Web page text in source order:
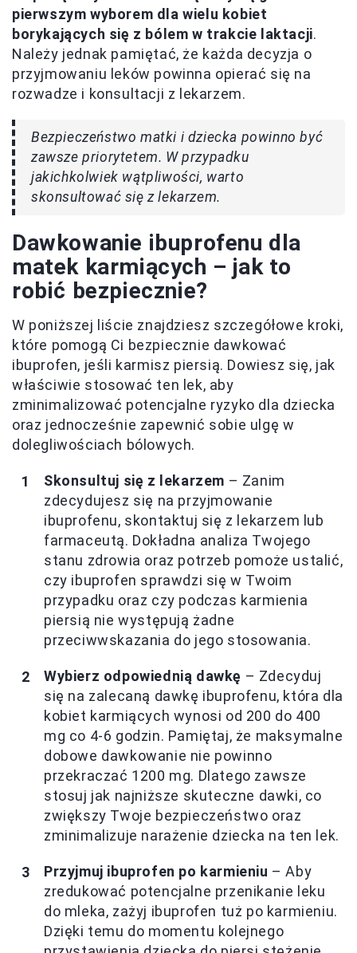
pierwszym wyborem dla wielu kobiet
borykających się z bólem w trakcie laktacji.
Należy jednak pamiętać, że każda decyzja o
przyjmowaniu leków powinna opierać się na
rozwadze i konsultacji z lekarzem.
Bezpieczeństwo matki i dziecka powinno być
zawsze priorytetem. W przypadku
jakichkolwiek wątpliwości, warto
skonsultować się z lekarzem.
Dawkowanie ibuprofenu dla
matek karmiących – jak to
robić bezpiecznie?
W poniższej liście znajdziesz szczegółowe kroki,
które pomogą Ci bezpiecznie dawkować
ibuprofen, jeśli karmisz piersią. Dowiesz się, jak
właściwie stosować ten lek, aby
zminimalizować potencjalne ryzyko dla dziecka
oraz jednocześnie zapewnić sobie ulgę w
dolegliwościach bólowych.
Skonsultuj się z lekarzem – Zanim
zdecydujesz się na przyjmowanie
ibuprofenu, skontaktuj się z lekarzem lub
farmaceutą. Dokładna analiza Twojego
stanu zdrowia oraz potrzeb pomoże ustalić,
czy ibuprofen sprawdzi się w Twoim
przypadku oraz czy podczas karmienia
piersią nie występują żadne
przeciwwskazania do jego stosowania.
Wybierz odpowiednią dawkę – Zdecyduj
się na zalecaną dawkę ibuprofenu, która dla
kobiet karmiących wynosi od 200 do 400
mg co 4-6 godzin. Pamiętaj, że maksymalne
dobowe dawkowanie nie powinno
przekraczać 1200 mg. Dlatego zawsze
stosuj jak najniższe skuteczne dawki, co
zwiększy Twoje bezpieczeństwo oraz
zminimalizuje narażenie dziecka na ten lek.
Przyjmuj ibuprofen po karmieniu – Aby
zredukować potencjalne przenikanie leku
do mleka, zażyj ibuprofen tuż po karmieniu.
Dzięki temu do momentu kolejnego